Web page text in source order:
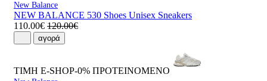
New Balance
NEW BALANCE 530 Shoes Unisex Sneakers
110.00€ 120.00€
αγορά
ΤΙΜΗ E-SHOP-0% ΠΡΟΤΕΙΝΟΜΕΝΟ